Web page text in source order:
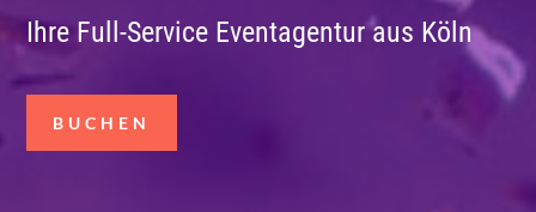
Ihre Full-Service Eventagentur aus Köln
BUCHEN